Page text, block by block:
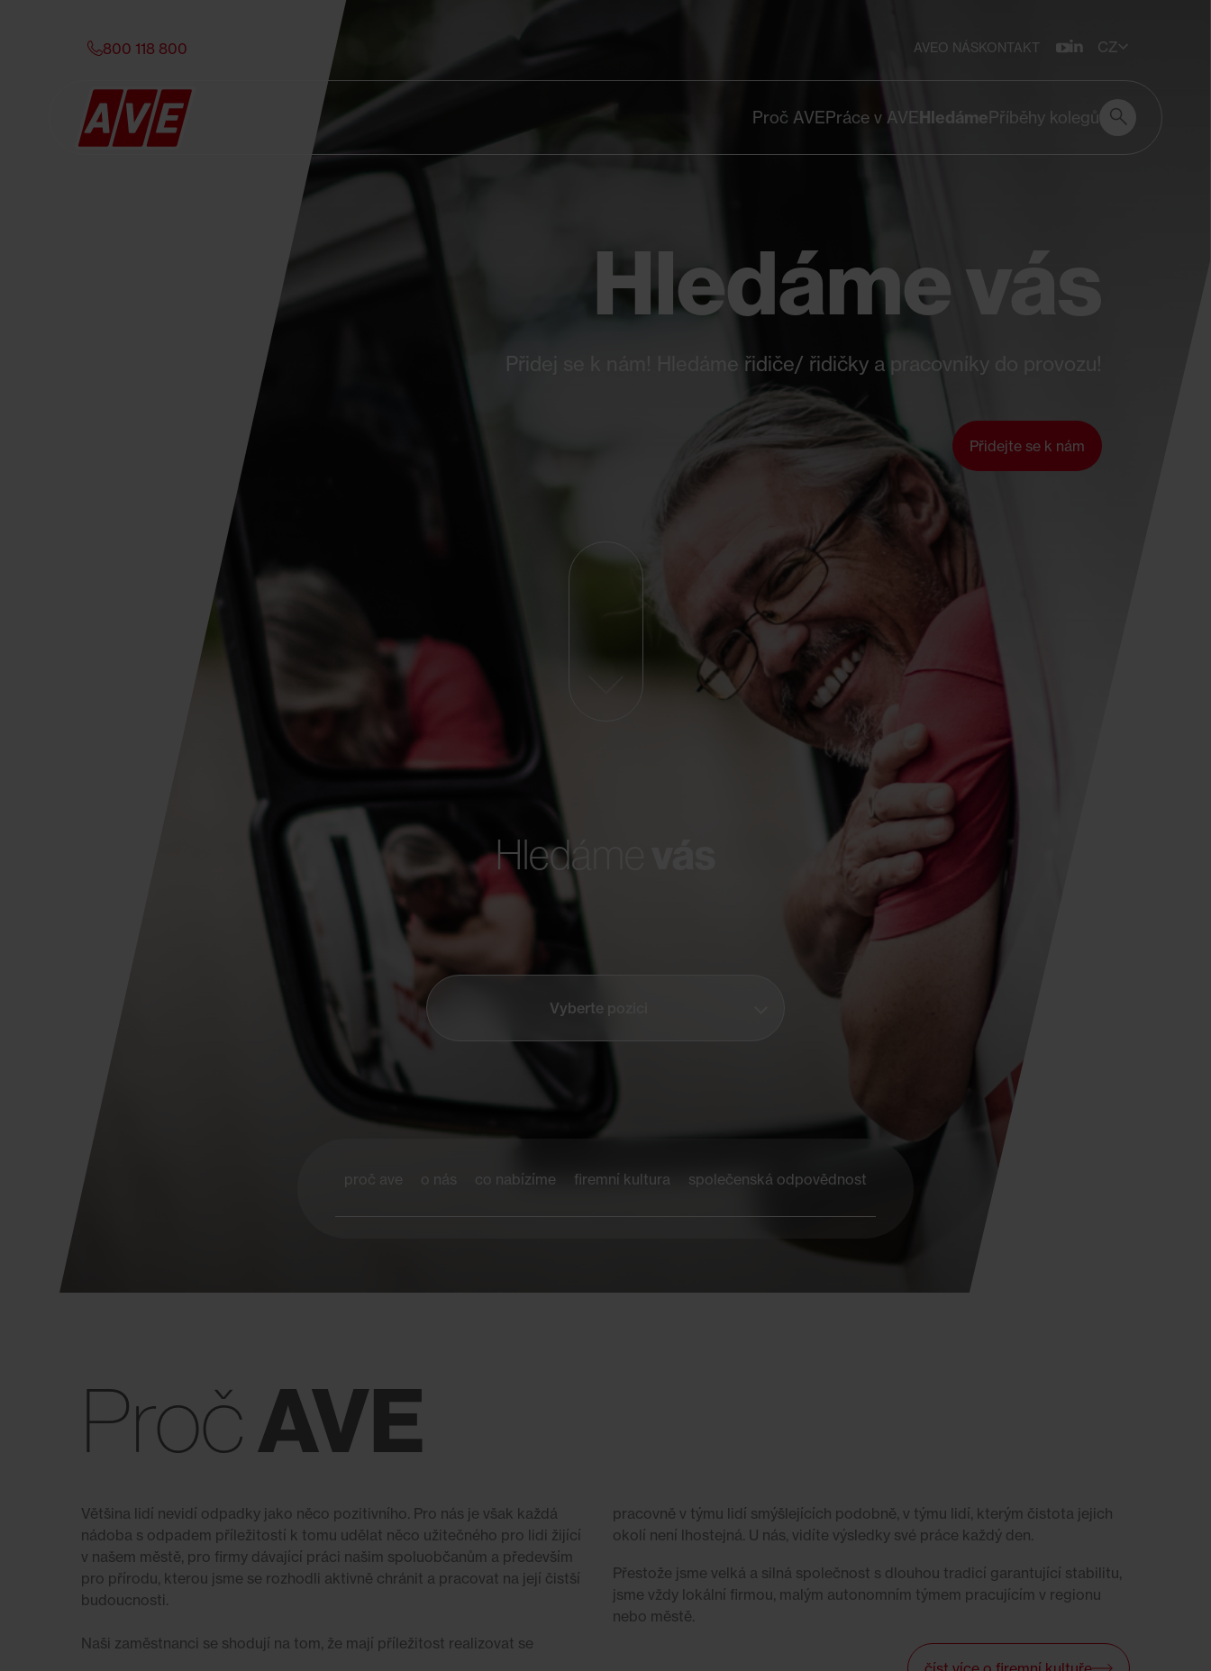
800 118 800 AVEO NÁSKONTAKT CZ
Proč AVEPráce v AVEHledámePříběhy kolegů Vyhledávání
Vyhledávání
Hledáme vás
Přidej se k nám! Hledáme řidiče/ řidičky a pracovníky do provozu!
Přidejte se k nám
Hledáme
Vyberte pozici
proč ave o nás co nabízíme firemní kultura společenská odpovědnost
PročAVE
Většina lidí nevidí odpadky jako něco pozitivního. Pro nás je však každá
nádoba s odpadem příležitostí k tomu udělat něco užitečného pro lidi žijící
v našem městě, pro firmy dávající práci našim spoluobčanům a především
pro přírodu, kterou jsme se rozhodli aktivně chránit a pracovat na její čistší
budoucnosti.
Naši zaměstnanci se shodují na tom, že mají příležitost realizovat se
pracovně v týmu lidí smýšlejících podobně, v týmu lidí, kterým čistota jejich
okolí není lhostejná. U nás, vidíte výsledky své práce každý den.
Přestože jsme velká a silná společnost s dlouhou tradicí garantující stabilitu,
jsme vždy lokální firmou, malým autonomním týmem pracujícím v regionu
nebo městě.